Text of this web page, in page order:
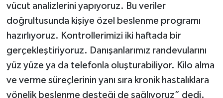
vücut analizlerini yapıyoruz. Bu veriler
doğrultusunda kişiye özel beslenme programı
hazırlıyoruz. Kontrollerimizi iki haftada bir
gerçekleştiriyoruz. Danışanlarımız randevularını
yüz yüze ya da telefonla oluşturabiliyor. Kilo alma
ve verme süreçlerinin yanı sıra kronik hastalıklara
yönelik beslenme desteği de sağlıyoruz” dedi.